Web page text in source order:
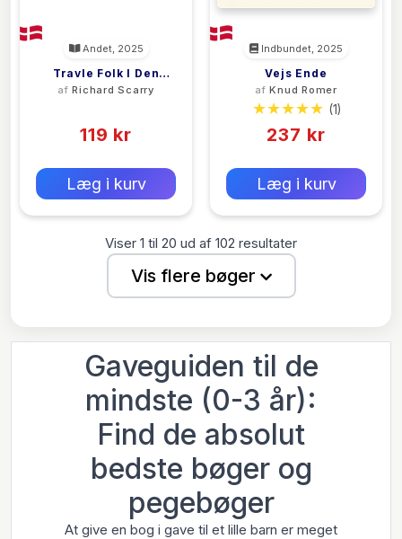
Andet, 2025
Travle Folk I Den
Travle By
afRichard Scarry
119 kr
Læg i kurv
Indbundet, 2025
Vejs Ende
afKnud Romer
(1)
237 kr
Læg i kurv
Viser 1 til 20 ud af 102 resultater
Vis flere bøger
Gaveguiden til de
mindste (0-3 år):
Find de absolut
bedste bøger og
pegebøger
At give en bog i gave til et lille barn er meget